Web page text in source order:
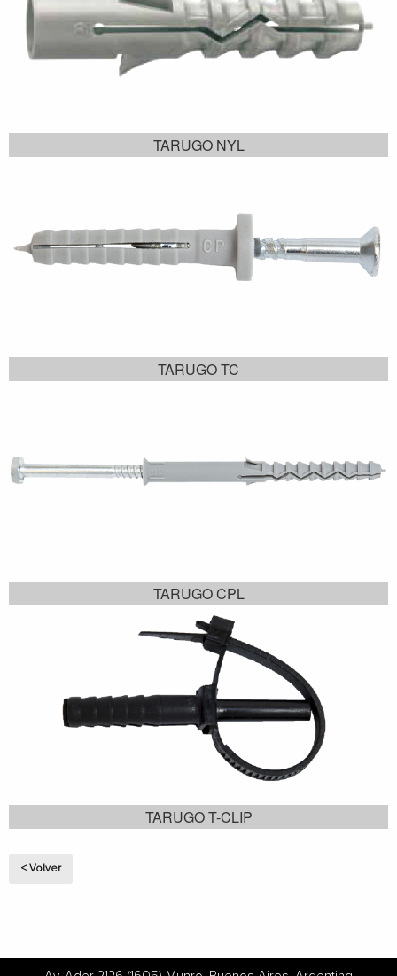
TARUGO NYL
TARUGO TC
TARUGO CPL
TARUGO T-CLIP
< Volver